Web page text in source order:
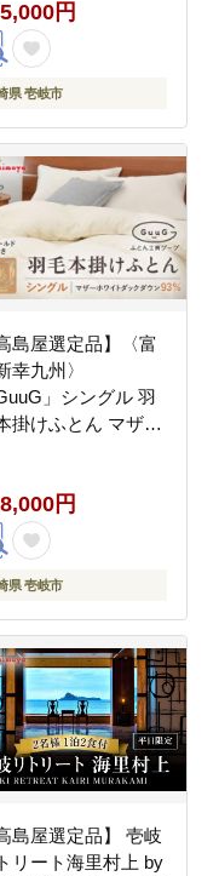
壱岐市》 アウト
キャンプ 寝具 羽
200000
円 20万円
円
県 壱岐市
島屋選定品】〈富
幸九州〉
」シングル 羽
掛けふとん マザー
布団 本掛け
12万8千
100000円 10万
円
県 壱岐市
島屋選定品】 壱岐
リート海里村上 by